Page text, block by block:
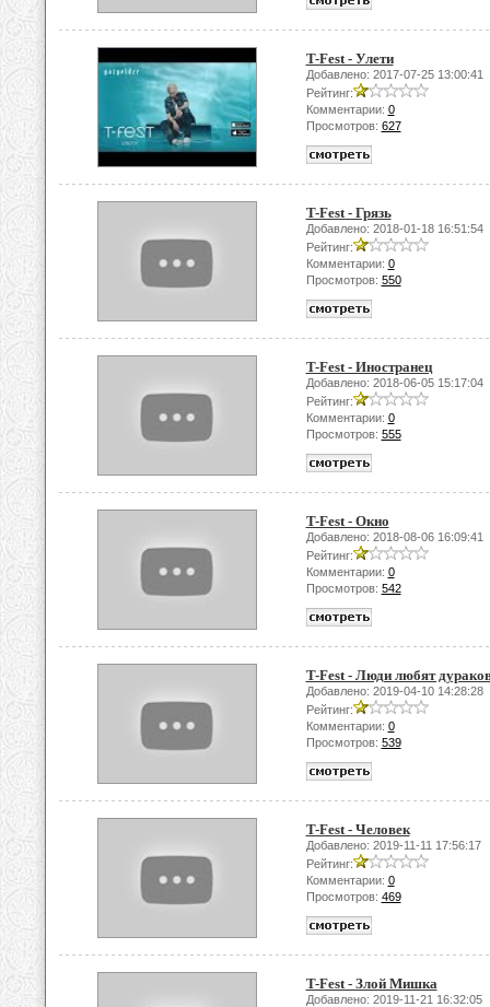
T-Fest - Улети
Добавлено: 2017-07-25 13:00:41
Рейтинг:
Комментарии: 0
Просмотров: 627
T-Fest - Грязь
Добавлено: 2018-01-18 16:51:54
Рейтинг:
Комментарии: 0
Просмотров: 550
T-Fest - Иностранец
Добавлено: 2018-06-05 15:17:04
Рейтинг:
Комментарии: 0
Просмотров: 555
T-Fest - Окно
Добавлено: 2018-08-06 16:09:41
Рейтинг:
Комментарии: 0
Просмотров: 542
T-Fest - Люди любят
Добавлено: 2019-04-10 14:28:28
Рейтинг:
Комментарии: 0
Просмотров: 539
T-Fest - Человек
Добавлено: 2019-11-11 17:56:17
Рейтинг:
Комментарии: 0
Просмотров: 469
T-Fest - Злой Мишка
Добавлено: 2019-11-21 16:32:05